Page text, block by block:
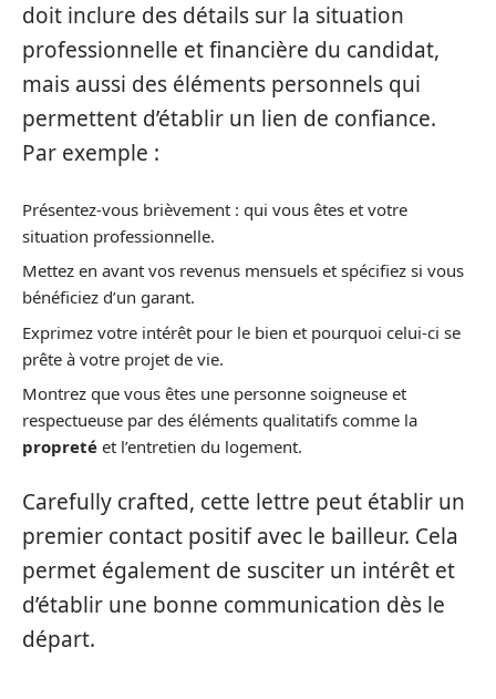
doit inclure des détails sur la situation
professionnelle et financière du candidat,
mais aussi des éléments personnels qui
permettent d’établir un lien de confiance.
Par exemple :
Présentez-vous brièvement : qui vous êtes et votre
situation professionnelle.
Mettez en avant vos revenus mensuels et spécifiez si vous
bénéficiez d’un garant.
Exprimez votre intérêt pour le bien et pourquoi celui-ci se
prête à votre projet de vie.
Montrez que vous êtes une personne soigneuse et
respectueuse par des éléments qualitatifs comme la
propreté et l’entretien du logement.
Carefully crafted, cette lettre peut établir un
premier contact positif avec le bailleur. Cela
permet également de susciter un intérêt et
d’établir une bonne communication dès le
départ.